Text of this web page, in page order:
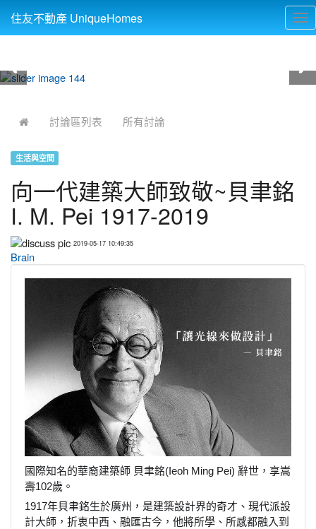
住友不動產 UniqueHomes
討論區列表 所有討論
生活與空間
向一代建築大師致敬~貝聿銘
I. M. Pei 1917-2019
2019-05-17 10:49:35
Brain
國際知名的華裔建築師 貝聿銘(Ieoh Ming Pei) 辭世，享嵩
壽102歲。
1917年貝聿銘生於廣州，是建築設計界的奇才、現代派設
計大師，折衷中西、融匯古今，他將所學、所感都融入到